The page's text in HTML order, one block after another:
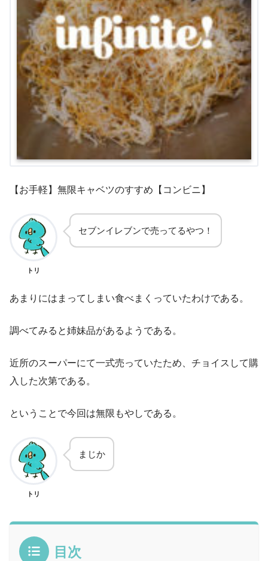
【お手軽】無限キャベツのすすめ【コンビニ】
トリ
セブンイレブンで売ってるやつ！
あまりにはまってしまい食べまくっていたわけである。
調べてみると姉妹品があるようである。
近所のスーパーにて一式売っていたため、チョイスして購
入した次第である。
ということで今回は無限もやしである。
トリ
まじか
目次